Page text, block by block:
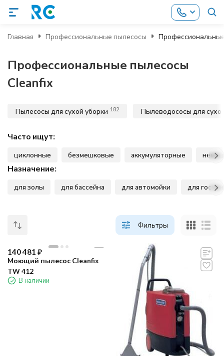
Главная Профессиональные пылесосы
Профессиональные пылесосы
Cleanfix
Пылесосы для сухой уборки 182 Пылеводососы для
Часто ищут:
циклонные безмешковые аккумуляторные
Назначение:
для золы для бассейна для автомойки для
Фильтры
140 481 ₽
Моющий пылесос Cleanfix
TW 412
В наличии